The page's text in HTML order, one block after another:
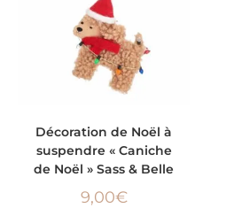
Décoration de Noël à
suspendre « Caniche
de Noël » Sass & Belle
9,00€